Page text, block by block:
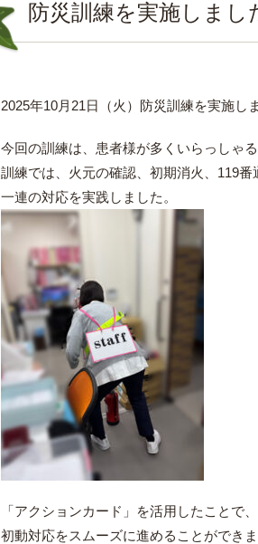
防災訓練を実施しまし
2025年10月21日（火）防災訓練を実施し
今回の訓練は、患者様が多くいらっしゃ
訓練では、火元の確認、初期消火、119番
一連の対応を実践しました。
「アクションカード」を活用したことで
初動対応をスムーズに進めることができま